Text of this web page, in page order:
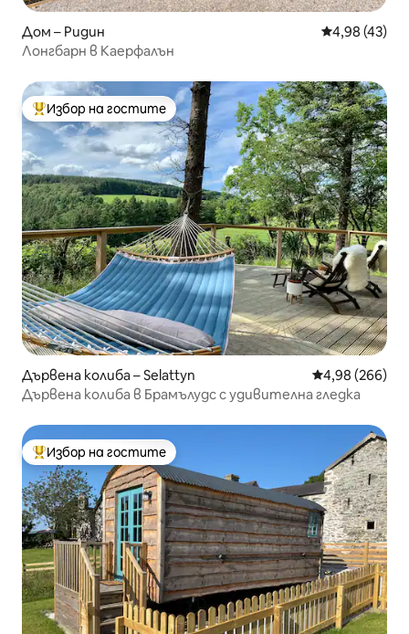
Дом – Ридин Средна
4,98 (43)
Лонгбарн в Каерфалън
Най-популярен избор на гостите
Избор на гостите
Дървена колиба – Selattyn Средна
4,98 (266)
Дървена колиба в Брамълудс с удивителна гледка
Най-популярен избор на гостите
Избор на гостите